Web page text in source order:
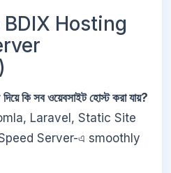
BDIX Hosting
সব ওয়েবসাইট হোস্ট করা যায়?
Laravel, Static Site
Server-এ smoothly